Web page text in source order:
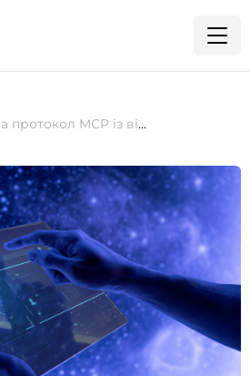
Anthropic представила протокол MCP із відкритим кодом для всіх систем ШІ